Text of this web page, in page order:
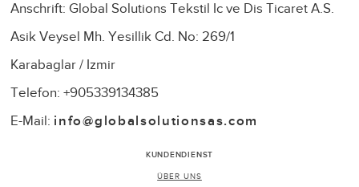
Anschrift: Global Solutions Tekstil Ic ve Dis Ticaret A.S.
Asik Veysel Mh. Yesillik Cd. No: 269/1
Karabaglar / Izmir
Telefon: +905339134385
E-Mail: info@globalsolutionsas.com
KUNDENDIENST
ÜBER UNS